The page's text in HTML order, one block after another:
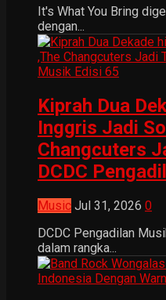
It's What You Bring
dengan...
Kiprah Dua
Inggris Jadi
Changcuters
DCDC
Music Jul 31, 2026 0
DCDC Pengadilan
dalam rangka...